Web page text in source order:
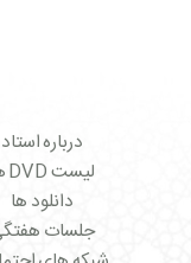
درباره استاد
لیست DVD ها
دانلود ها
جلسات